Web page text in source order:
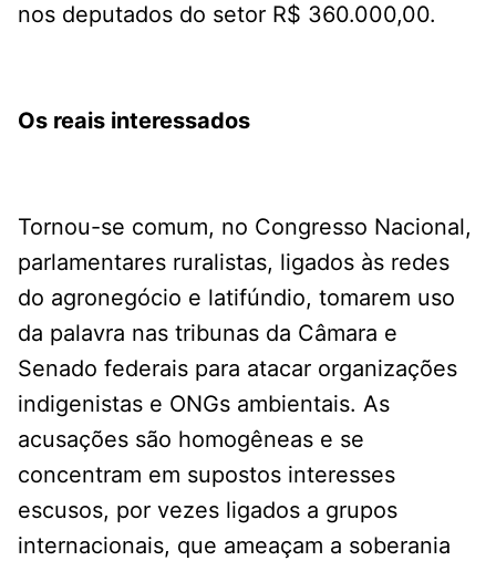
nos deputados do setor R$ 360.000,00.
Os reais interessados
Tornou-se comum, no Congresso Nacional,
parlamentares ruralistas, ligados às redes
do agronegócio e latifúndio, tomarem uso
da palavra nas tribunas da Câmara e
Senado federais para atacar organizações
indigenistas e ONGs ambientais. As
acusações são homogêneas e se
concentram em supostos interesses
escusos, por vezes ligados a grupos
internacionais, que ameaçam a soberania